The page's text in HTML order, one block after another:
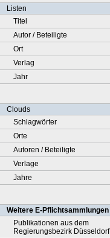
Listen
Titel
Autor / Beteiligte
Ort
Verlag
Jahr
Clouds
Schlagwörter
Orte
Autoren / Beteiligte
Verlage
Jahre
Weitere E-Pflichtsammlungen
Publikationen aus dem
Regierungsbezirk Düsseldorf